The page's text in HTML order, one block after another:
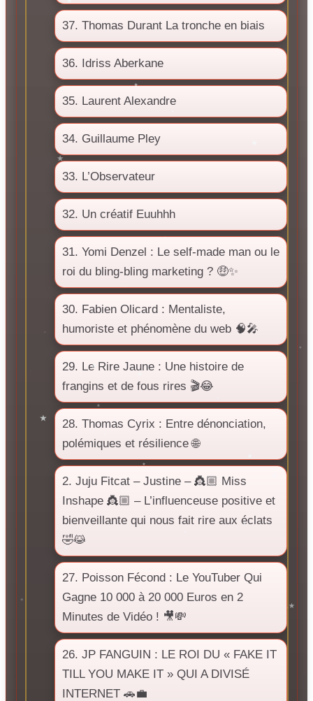
37. Thomas Durant La tronche en biais
36. Idriss Aberkane
35. Laurent Alexandre
34. Guillaume Pley
33. L’Observateur
32. Un créatif Euuhhh
31. Yomi Denzel : Le self-made man ou le
roi du bling-bling marketing ? 🤑✨
30. Fabien Olicard : Mentaliste,
humoriste et phénomène du web 🧠🎤
29. Le Rire Jaune : Une histoire de
frangins et de fous rires 🎬😂
28. Thomas Cyrix : Entre dénonciation,
polémiques et résilience 🌐
2. Juju Fitcat – Justine – 👸🏼 Miss
Inshape 👸🏼 – L’influenceuse positive et
bienveillante qui nous fait rire aux éclats
🤣😹
27. Poisson Fécond : Le YouTuber Qui
Gagne 10 000 à 20 000 Euros en 2
Minutes de Vidéo ! 🎥💸
26. JP FANGUIN : LE ROI DU « FAKE IT
TILL YOU MAKE IT » QUI A DIVISÉ
INTERNET 🚗💼